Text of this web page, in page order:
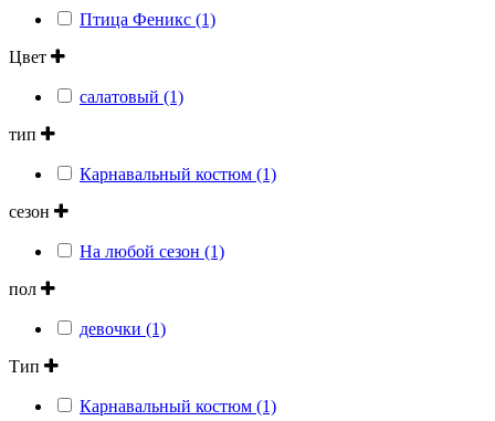
Птица Феникс (1)
Цвет
салатовый (1)
тип
Карнавальный костюм (1)
сезон
На любой сезон (1)
пол
девочки (1)
Тип
Карнавальный костюм (1)